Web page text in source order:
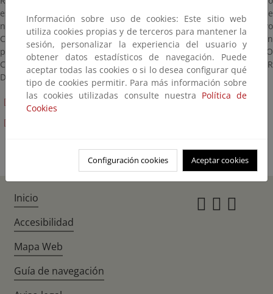
establecido en el artículo 83 de la ley 39/2015, de 26 de
noviembre, de 1 de octubre, del Procedimiento Administrativo
Común de las Administraciones Públicas, se somete a información
pública la “SEPARATA DE EXPROPIACIONES DEL PROYECTO
CONSTRUCTIVO DE LA AMPLIACIÓN Y REMODELACIÓN DE LA EDAR
DE PALMA II”. Clave: 11.307- 0473/2111.
Planos
Información sobre uso de cookies: Este sitio web
utiliza cookies propias y de terceros para mantener la
sesión, personalizar la experiencia del usuario y
obtener datos estadísticos de navegación. Puede
aceptar todas las cookies o si lo desea configurar qué
tipo de cookies permitir. Para más información sobre
las cookies utilizadas consulte nuestra Política de
Cookies
Configuración cookies Aceptar cookies
Inicio
Accesibilidad
Mapa Web
Guía de navegación